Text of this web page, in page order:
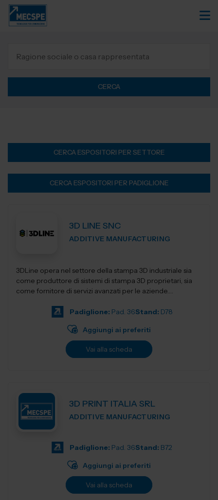
CERCA
CERCA ESPOSITORI PER SETTORE
CERCA ESPOSITORI PER PADIGLIONE
3D LINE SNC
ADDITIVE MANUFACTURING
3DLine opera nel settore della stampa 3D industriale sia
come produttore di sistemi di stampa 3D proprietari, sia
come fornitore di servizi avanzati per le aziende.
Padiglione: Pad. 36Stand: D78
Aggiungi ai preferiti
Vai alla scheda
3D PRINT ITALIA SRL
ADDITIVE MANUFACTURING
Padiglione: Pad. 36Stand: B72
Aggiungi ai preferiti
Vai alla scheda